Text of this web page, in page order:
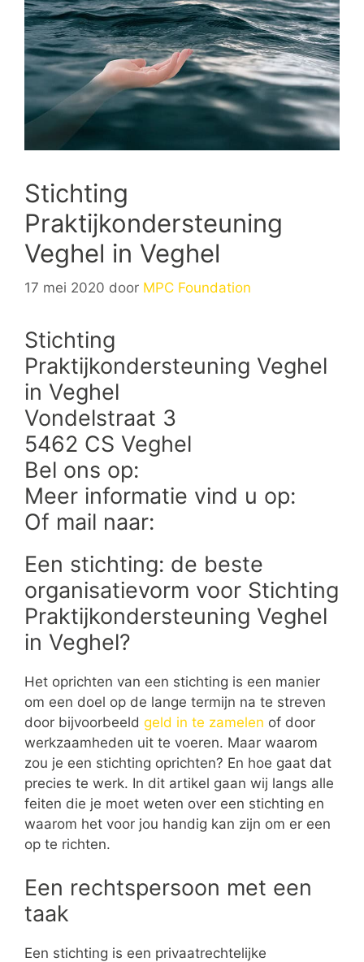
Stichting
Praktijkondersteuning
Veghel in Veghel
17 mei 2020 door MPC Foundation
Stichting
Praktijkondersteuning Veghel
in Veghel
Vondelstraat 3
5462 CS Veghel
Bel ons op:
Meer informatie vind u op:
Of mail naar:
Een stichting: de beste
organisatievorm voor Stichting
Praktijkondersteuning Veghel
in Veghel?
Het oprichten van een stichting is een manier
om een doel op de lange termijn na te streven
door bijvoorbeeld geld in te zamelen of door
werkzaamheden uit te voeren. Maar waarom
zou je een stichting oprichten? En hoe gaat dat
precies te werk. In dit artikel gaan wij langs alle
feiten die je moet weten over een stichting en
waarom het voor jou handig kan zijn om er een
op te richten.
Een rechtspersoon met een
taak
Een stichting is een privaatrechtelijke